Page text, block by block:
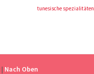
tunesische spezialitäten
| Nach Oben